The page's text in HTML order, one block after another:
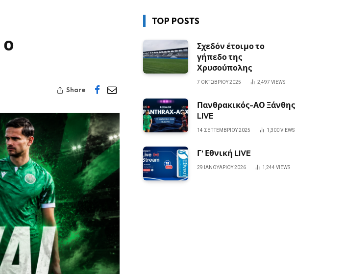
Share
TOP POSTS
Σχεδόν έτοιμο το
γήπεδο της
Χρυσούπολης
7 ΟΚΤΩΒΡΊΟΥ 2025 2,497 VIEWS
Πανθρακικός-ΑΟ Ξάνθης
LIVE
14 ΣΕΠΤΕΜΒΡΊΟΥ 2025 1,300VIEWS
Γ’ Εθνική LIVE
29 ΙΑΝΟΥΑΡΊΟΥ 2026 1,244 VIEWS